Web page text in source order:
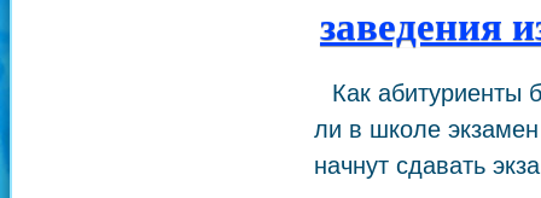
заведения
Как абитуриенты
ли в школе
начнут сдавать